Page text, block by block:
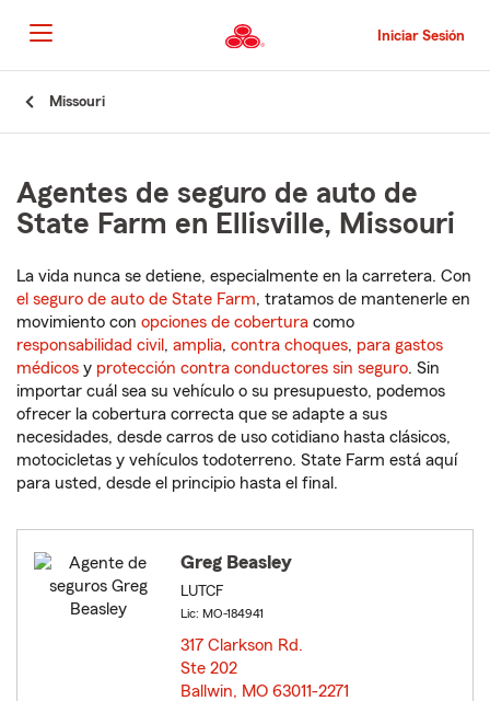
al
contenido
principal
Iniciar Sesión
Missouri
Agentes de seguro de auto de
State Farm en Ellisville, Missouri
La vida nunca se detiene, especialmente en la carretera. Con
el seguro de auto de State Farm, tratamos de mantenerle en
movimiento con opciones de cobertura como
responsabilidad civil , amplia, contra choques, para gastos
médicos y protección contra conductores sin seguro. Sin
importar cuál sea su vehículo o su presupuesto, podemos
ofrecer la cobertura correcta que se adapte a sus
necesidades, desde carros de uso cotidiano hasta clásicos,
motocicletas y vehículos todoterreno. State Farm está aquí
para usted, desde el principio hasta el final.
Greg Beasley
LUTCF
Lic: MO-184941
317 Clarkson Rd.
Ste 202
Ballwin, MO 63011-2271